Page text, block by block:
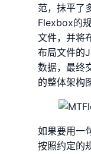
范，抹平了
Flexbox的
文件，并将
布局文件的
数据，最终
的整体架构
如果要用一
按照约定的